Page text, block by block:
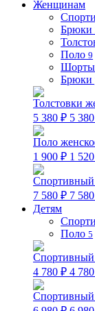
Женщинам
Брюки
Поло 9
Шорты
Брюки
Толстовки
5 380 ₽ 5
Поло
1 900 ₽ 1
7 580 ₽ 7
Детям
Поло 5
Спортивный
4 780 ₽ 4
Спортивный